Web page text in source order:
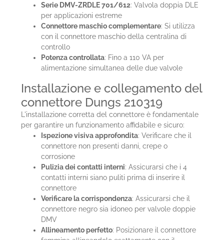
Serie DMV-ZRDLE 701/612: Valvola doppia DLE
per applicazioni estreme
Connettore maschio complementare: Si utilizza
con il connettore maschio della centralina di
controllo
Potenza controllata: Fino a 110 VA per
alimentazione simultanea delle due valvole
Installazione e collegamento del
connettore Dungs 210319
L'installazione corretta del connettore è fondamentale
per garantire un funzionamento affidabile e sicuro:
Ispezione visiva approfondita: Verificare che il
connettore non presenti danni, crepe o
corrosione
Pulizia dei contatti interni: Assicurarsi che i 4
contatti interni siano puliti prima di inserire il
connettore
Verificare la corrispondenza: Assicurarsi che il
connettore negro sia idoneo per valvole doppie
DMV
Allineamento perfetto: Posizionare il connettore